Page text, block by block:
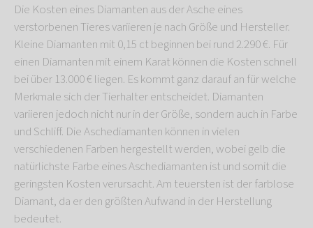
Die Kosten eines Diamanten aus der Asche eines
verstorbenen Tieres variieren je nach Größe und Hersteller.
Kleine Diamanten mit 0,15 ct beginnen bei rund 2.290 €. Für
einen Diamanten mit einem Karat können die Kosten schnell
bei über 13.000 € liegen. Es kommt ganz darauf an für welche
Merkmale sich der Tierhalter entscheidet. Diamanten
variieren jedoch nicht nur in der Größe, sondern auch in Farbe
und Schliff. Die Aschediamanten können in vielen
verschiedenen Farben hergestellt werden, wobei gelb die
natürlichste Farbe eines Aschediamanten ist und somit die
geringsten Kosten verursacht. Am teuersten ist der farblose
Diamant, da er den größten Aufwand in der Herstellung
bedeutet.